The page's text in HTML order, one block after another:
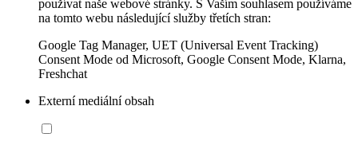
používat naše webové stránky. S Vaším souhlasem používáme
na tomto webu následující služby třetích stran:
Google Tag Manager, UET (Universal Event Tracking)
Consent Mode od Microsoft, Google Consent Mode, Klarna,
Freshchat
Externí mediální obsah